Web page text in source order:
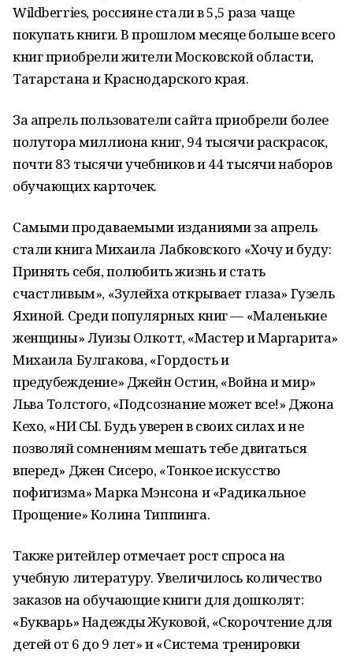
Wildberries, россияне стали в 5,5 раза чаще
покупать книги. В прошлом месяце больше всего
книг приобрели жители Московской области,
Татарстана и Краснодарского края.
За апрель пользователи сайта приобрели более
полутора миллиона книг, 94 тысячи раскрасок,
почти 83 тысячи учебников и 44 тысячи наборов
обучающих карточек.
Самыми продаваемыми изданиями за апрель
стали книга Михаила Лабковского «Хочу и буду:
Принять себя, полюбить жизнь и стать
счастливым», «Зулейха открывает глаза» Гузель
Яхиной. Среди популярных книг — «Маленькие
женщины» Луизы Олкотт, «Мастер и Маргарита»
Михаила Булгакова, «Гордость и
предубеждение» Джейн Остин, «Война и мир»
Льва Толстого, «Подсознание может все!» Джона
Кехо, «НИ СЫ. Будь уверен в своих силах и не
позволяй сомнениям мешать тебе двигаться
вперед» Джен Сисеро, «Тонкое искусство
пофигизма» Марка Мэнсона и «Радикальное
Прощение» Колина Типпинга.
Также ритейлер отмечает рост спроса на
учебную литературу. Увеличилось количество
заказов на обучающие книги для дошколят:
«Букварь» Надежды Жуковой, «Скорочтение для
детей от 6 до 9 лет» и «Система тренировки